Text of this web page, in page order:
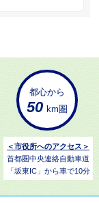
都心から
50 km圏
＜市役所へのアクセス＞
首都圏中央連絡自動車道
「坂東IC」から車で10分